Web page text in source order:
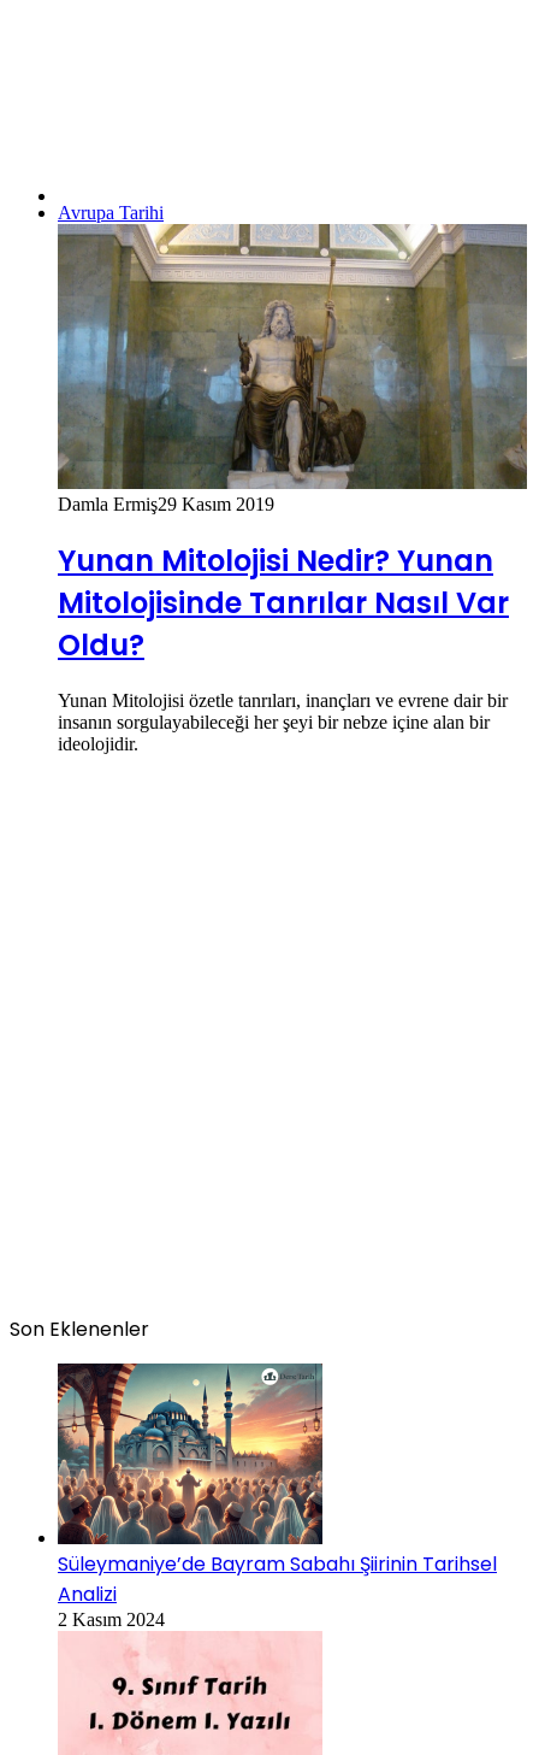
Avrupa Tarihi
Damla Ermiş29 Kasım 2019
Yunan Mitolojisi Nedir? Yunan
Mitolojisinde Tanrılar Nasıl Var
Oldu?
Yunan Mitolojisi özetle tanrıları, inançları ve evrene dair bir
insanın sorgulayabileceği her şeyi bir nebze içine alan bir
ideolojidir.
Son Eklenenler
Süleymaniye’de Bayram Sabahı Şiirinin Tarihsel
Analizi
2 Kasım 2024